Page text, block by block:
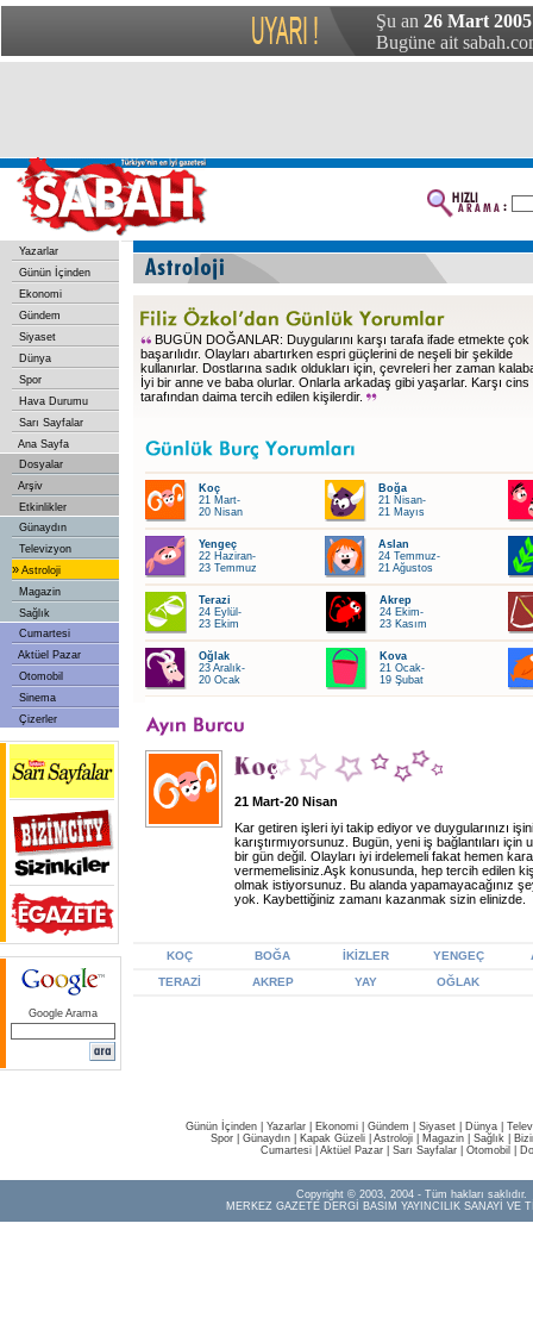
Şu an 26 Mart
Bugüne ait
Yazarlar
Günün İçinden
Ekonomi
Gündem
Siyaset
Dünya
Spor
Hava Durumu
Sarı Sayfalar
Ana Sayfa
Dosyalar
Arşiv
Etkinlikler
Günaydın
Televizyon
» Astroloji
Magazin
Sağlık
Cumartesi
Aktüel Pazar
Otomobil
Sinema
Çizerler
Google Arama
BUGÜN DOĞANLAR: Duygularını karşı tarafa ifade etmekte çok
başarılıdır. Olayları abartırken espri güçlerini de neşeli bir şekilde
kullanırlar. Dostlarına sadık oldukları için, çevreleri her zaman
İyi bir anne ve baba olurlar. Onlarla arkadaş gibi yaşarlar. Karşı cins
tarafından daima tercih edilen kişilerdir.
Koç
21 Mart-
20 Nisan
Boğa
21 Nisan-
21 Mayıs
Yengeç
22 Haziran-
23 Temmuz
Aslan
24 Temmuz-
21 Ağustos
Terazi
24 Eylül-
23 Ekim
Akrep
24 Ekim-
23 Kasım
Oğlak
23 Aralık-
20 Ocak
Kova
21 Ocak-
19 Şubat
21 Mart-20 Nisan
Kar getiren işleri iyi takip ediyor ve duygularınızı
karıştırmıyorsunuz. Bugün, yeni iş bağlantıları için
bir gün değil. Olayları iyi irdelemeli fakat hemen
vermemelisiniz.Aşk konusunda, hep tercih edilen
olmak istiyorsunuz. Bu alanda yapamayacağınız
yok. Kaybettiğiniz zamanı kazanmak sizin elinizde.
KOÇ BOĞA İKİZLER YENGEÇ
TERAZİ
AKREP YAY OĞLAK
Günün İçinden Yazarlar Ekonomi Gündem Siyaset Dünya |
Spor
Günaydın Kapak Güzeli Astroloji Magazin Sağlık
Cumartesi| Aktüel Pazar| Sarı Sayfalar| Otomobil
Copyright © 2003, 2004 - Tüm hakları saklıdır.
MERKEZ GAZETE DERGİ BASIM YAYINCILIK SANAYİ VE